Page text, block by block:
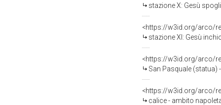
stazione X: Gesù
<https://w3id.org/arco/
stazione XI: Gesù
<https://w3id.org/arco/
San Pasquale (statua)
<https://w3id.org/arco/
calice - ambito